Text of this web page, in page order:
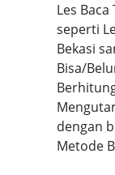
Les
seperti
Bekasi
Bisa/
dengan
Metode